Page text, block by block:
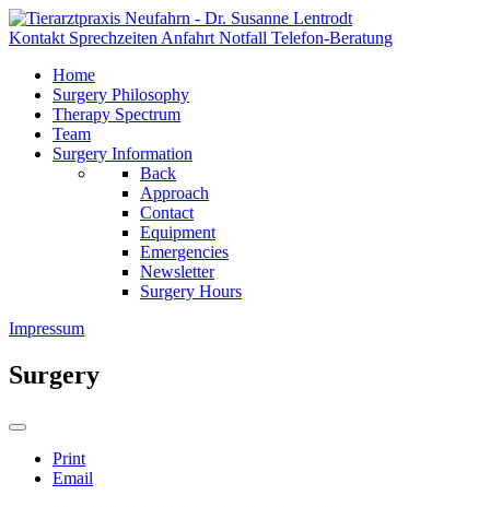
Kontakt Sprechzeiten Anfahrt Notfall Telefon-Beratung
Home
Surgery Philosophy
Therapy Spectrum
Team
Surgery Information
Back
Approach
Contact
Equipment
Emergencies
Newsletter
Surgery Hours
Impressum
Surgery
Print
Email